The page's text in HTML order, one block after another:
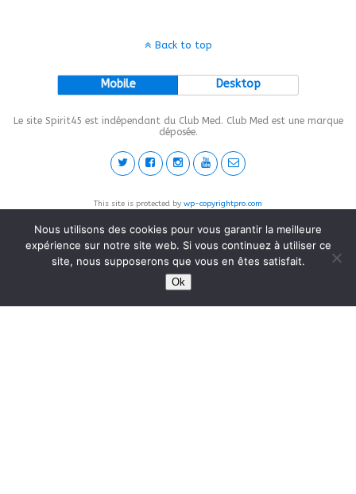
Back to top
Mobile Desktop
Le site Spirit45 est indépendant du Club Med. Club Med est une marque
déposée.
This site is protected by wp-copyrightpro.com
Nous utilisons des cookies pour vous garantir la meilleure
expérience sur notre site web. Si vous continuez à utiliser ce
site, nous supposerons que vous en êtes satisfait.
Ok